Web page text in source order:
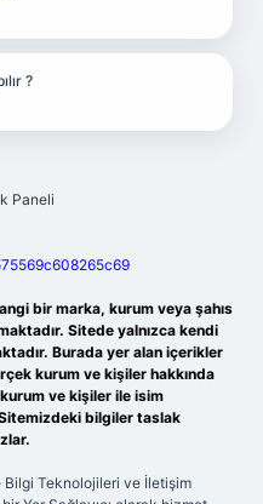
?
bir marka, kurum veya şahıs
Sitede yalnızca kendi
Burada yer alan içerikler
kurum ve kişiler hakkında
ve kişiler ile isim
bilgiler taslak
Bilgi Teknolojileri ve İletişim